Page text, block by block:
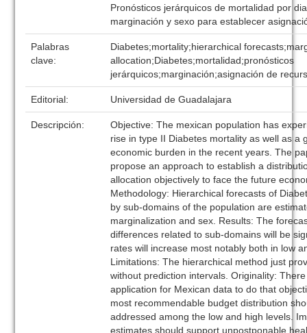
Pronósticos jerárquicos de mortalidad por
marginación y sexo para establecer
Palabras
clave:
Diabetes;mortality;hierarchical
allocation;Diabetes;mortalidad;pronósticos
jerárquicos;marginación;asignación de
Editorial: Universidad de Guadalajara
Descripción:
Objective: The mexican population has
rise in type II Diabetes mortality as well as a
economic burden in the recent years. The
propose an approach to establish a
allocation objectively to face the future
Methodology: Hierarchical forecasts of
by sub-domains of the population are
marginalization and sex. Results: The
differences related to sub-domains will be
rates will increase most notably both in low
Limitations: The hierarchical method just
without prediction intervals. Originality:
application for Mexican data to do that
most recommendable budget distribution
addressed among the low and high levels.
estimates should support unpostponable